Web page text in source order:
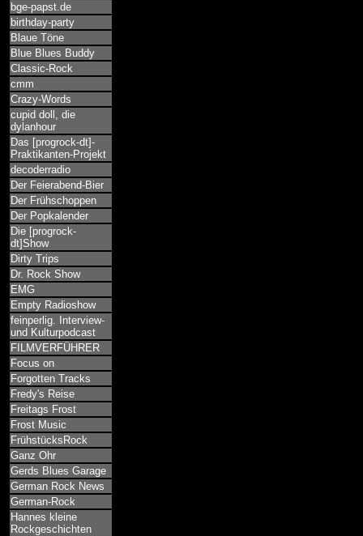
bge-papst.de
birthday-party
Blaue Töne
Blue Blues Buddy
Classic-Rock
cmm
Crazy-Words
cupid doll, die
dylanhour
Das [progrock-dt]-
Praktikanten-Projekt
decoderradio
Der Feierabend-Bier
Der Frühschoppen
Der Popkalender
Die [progrock-
dt]Show
Dirty Trips
Dr. Rock Show
EMG
Empty Radioshow
feinperlig. Interview-
und Kulturpodcast
FILMVERFÜHRER
Focus on
Forgotten Tracks
Fredy's Reise
Freitags Frost
Frost Music
FrühstücksRock
Ganz Ohr
Gerds Blues Garage
German Rock News
German-Rock
Hannes kleine
Rockgeschichten